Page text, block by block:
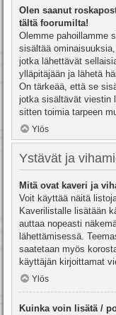
Olen saanut
tältä foorumilta!
Olemme pahoillamme
sisältää
jotka lähettävät
ylläpitäjään ja lähetä
On tärkeää, että se
jotka sisältävät viestin
sitten toimia tarpeen
Ylös
Ystävät ja
Mitä ovat kaveri ja
Voit käyttää näitä
Kaverilistalle lisätään
auttaa nopeasti
lähettämisessä.
saatetaan myös
käyttäjän kirjoittamat
Ylös
Kuinka voin lisätä /